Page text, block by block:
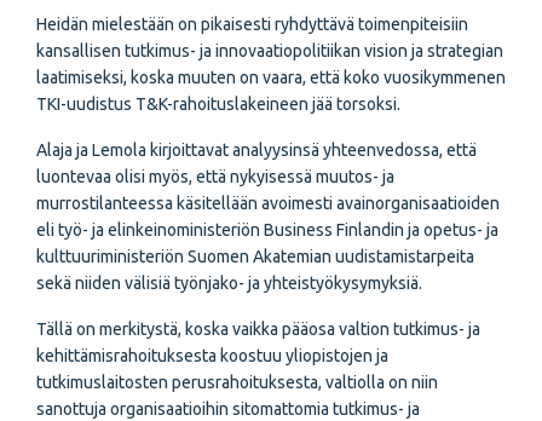
Heidän mielestään on pikaisesti ryhdyttävä toimenpiteisiin
kansallisen tutkimus- ja innovaatiopolitiikan vision ja strategian
laatimiseksi, koska muuten on vaara, että koko vuosikymmenen
TKI-uudistus T&K-rahoituslakeineen jää torsoksi.
Alaja ja Lemola kirjoittavat analyysinsä yhteenvedossa, että
luontevaa olisi myös, että nykyisessä muutos- ja
murrostilanteessa käsitellään avoimesti avainorganisaatioiden
eli työ- ja elinkeinoministeriön Business Finlandin ja opetus- ja
kulttuuriministeriön Suomen Akatemian uudistamistarpeita
sekä niiden välisiä työnjako- ja yhteistyökysymyksiä.
Tällä on merkitystä, koska vaikka pääosa valtion tutkimus- ja
kehittämisrahoituksesta koostuu yliopistojen ja
tutkimuslaitosten perusrahoituksesta, valtiolla on niin
sanottuja organisaatioihin sitomattomia tutkimus- ja